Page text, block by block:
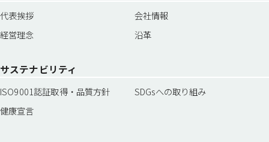
代表挨拶
会社情報
経営理念
沿革
サステナビリティ
ISO9001認証取得・品質方針
SDGsへの取り組み
健康宣言